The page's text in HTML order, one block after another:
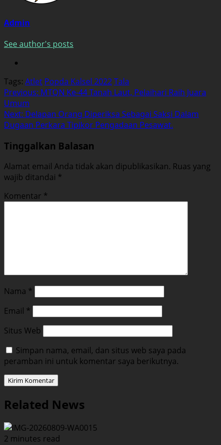
Admin
See author's posts
Tags: Atlet Popda Kalsel 2022Tala
Post
navigation
Previous: MTQN Ke-44 Tanah Laut, Pelaihari Raih Juara
Umum
Next: Delapan Orang Diperiksa Sebagai Saksi Dalam
Dugaan Perkara Tipikor Pengadaan Pesawat.
Tinggalkan Balasan
Alamat email Anda tidak akan dipublikasikan. Ruas yang
wajib ditandai *
Komentar *
Nama *
Email *
Situs Web
Simpan nama, email, dan situs web saya pada
peramban ini untuk komentar saya berikutnya.
Related News
2 minutes read